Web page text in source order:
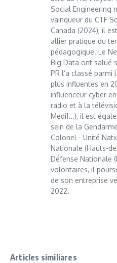
Social Engineering
vainqueur du CTF
Canada (2024), il
allier pratique du
pédagogique. Le
Big Data ont salué
PR l’a classé
plus influentes en
influenceur cyber
radio et à la
Medi1...), il est
sein de la
Colonel - Unité
Nationale (Hauts-
Défense Nationale
volontaires, il
de son entreprise
2022.
Articles similiares